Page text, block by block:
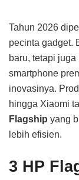
Tahun 2026
pecinta gadget.
baru, tetapi
smartphone
inovasinya.
hingga Xiaomi
Flagship yang
lebih efisien.
3 HP